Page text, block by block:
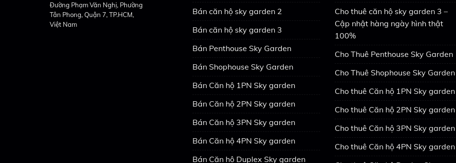
Đường Phạm Văn Nghị, Phường
Tân Phong, Quận 7, TP.HCM,
Việt Nam
Bán căn hộ sky garden 2
Bán căn hộ sky garden 3
Bán Penthouse Sky Garden
Bán Shophouse Sky Garden
Bán Căn hộ 1PN Sky garden
Bán Căn hộ 2PN Sky garden
Bán Căn hộ 3PN Sky garden
Bán Căn hộ 4PN Sky garden
Bán Căn hộ Duplex Sky garden
Cho thuê căn hộ sky garden 3 –
Cập nhật hàng ngày hình thật
100%
Cho Thuê Penthouse Sky Garden
Cho Thuê Shophouse Sky Garden
Cho thuê Căn hộ 1PN Sky garden
Cho thuê Căn hộ 2PN Sky garden
Cho thuê Căn hộ 3PN Sky garden
Cho thuê Căn hộ 4PN Sky garden